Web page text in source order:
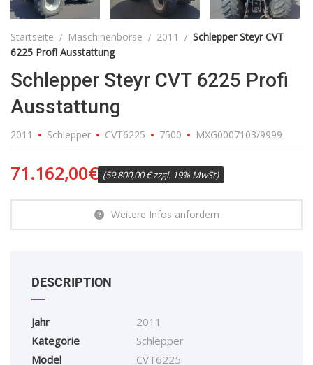
Startseite Maschinenbörse 2011
Schlepper Steyr CVT
6225 Profi Ausstattung
Schlepper Steyr CVT 6225 Profi
Ausstattung
2011 Schlepper CVT6225 7500 MXG0007103/9999
71.162,00€ (59.800,00 € zzgl. 19% MwSt)
Weitere Infos anfordern
DESCRIPTION
Jahr
2011
Kategorie
Schlepper
Model
CVT6225